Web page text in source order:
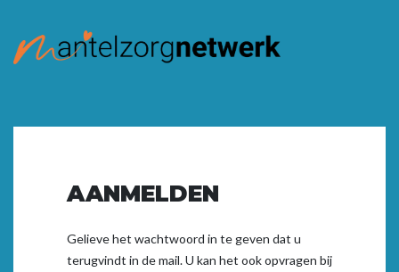
AANMELDEN
Gelieve het wachtwoord in te geven dat u
terugvindt in de mail. U kan het ook opvragen bij